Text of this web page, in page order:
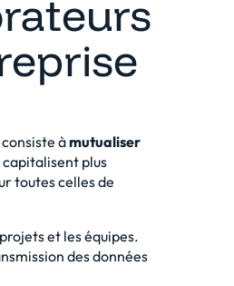
àmutualiser
plus
toutes celles de
et les équipes.
des données